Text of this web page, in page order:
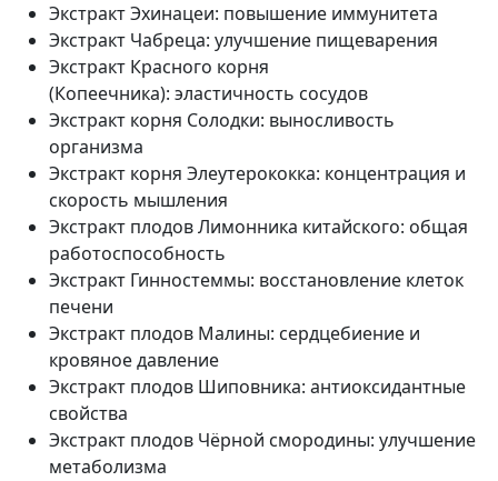
Экстракт Эхинацеи: повышение иммунитета
Экстракт Чабреца: улучшение пищеварения
Экстракт Красного корня
(Копеечника): эластичность сосудов
Экстракт корня Солодки: выносливость
организма
Экстракт корня Элеутерококка: концентрация и
скорость мышления
Экстракт плодов Лимонника китайского: общая
работоспособность
Экстракт Гинностеммы: восстановление клеток
печени
Экстракт плодов Малины: сердцебиение и
кровяное давление
Экстракт плодов Шиповника: антиоксидантные
свойства
Экстракт плодов Чёрной смородины: улучшение
метаболизма